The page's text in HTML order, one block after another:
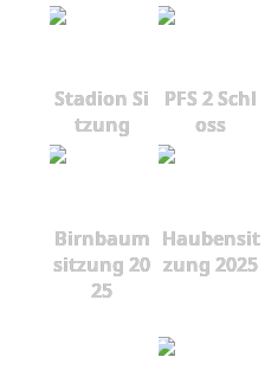
Stadion Si
tzung
PFS 2 Schl
oss
Birnbaum
sitzung 20
25
Haubensit
zung 2025